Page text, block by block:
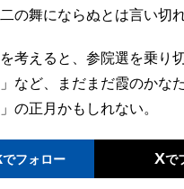
の舞にならぬとは言い切れ
考えると、参院選を乗り
」など、まだまだ霞のか
の正月かもしれない。
でフォロー Xで